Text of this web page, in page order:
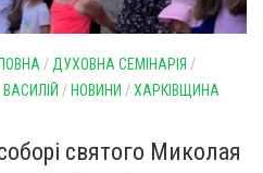
/ ДУХОВНА СЕМІНАРІЯ /
/ НОВИНИ /ХАРКІВЩИНА
святого Миколая